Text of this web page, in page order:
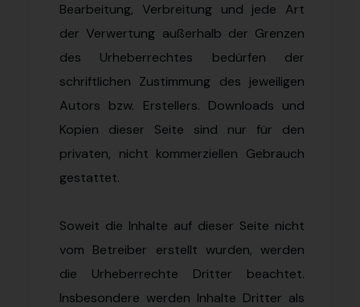
Bearbeitung, Verbreitung und jede Art
der Verwertung außerhalb der Grenzen
des Urheberrechtes bedürfen der
schriftlichen Zustimmung des jeweiligen
Autors bzw. Erstellers. Downloads und
Kopien dieser Seite sind nur für den
privaten, nicht kommerziellen Gebrauch
gestattet.
Soweit die Inhalte auf dieser Seite nicht
vom Betreiber erstellt wurden, werden
die Urheberrechte Dritter beachtet.
Insbesondere werden Inhalte Dritter als